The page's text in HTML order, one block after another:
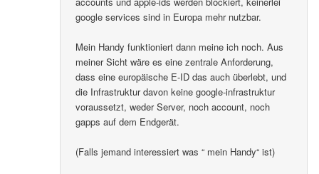
google services sind in Europa mehr nutzbar.
Mein Handy funktioniert dann meine ich noch. Aus
meiner Sicht wäre es eine zentrale Anforderung,
dass eine europäische E-ID das auch überlebt, und
die Infrastruktur davon keine google-infrastruktur
voraussetzt, weder Server, noch account, noch
gapps auf dem Endgerät.
(Falls jemand interessiert was “ mein Handy“ ist)